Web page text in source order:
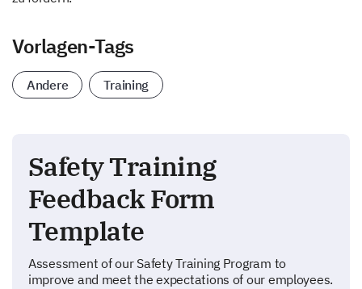
Vorlagen-Tags
Andere Training
Safety Training
Feedback Form
Template
Assessment of our Safety Training Program to
improve and meet the expectations of our employees.